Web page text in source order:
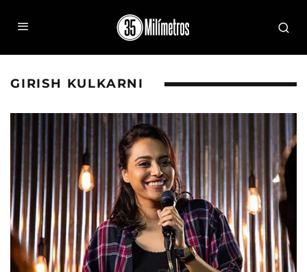
GIRISH KULKARNI